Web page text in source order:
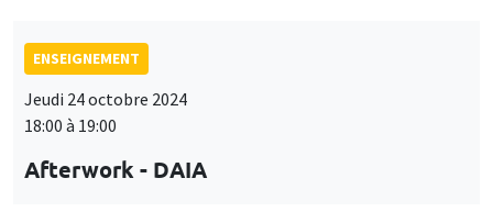
ENSEIGNEMENT
Jeudi 24 octobre 2024
18:00 à 19:00
Afterwork - DAIA